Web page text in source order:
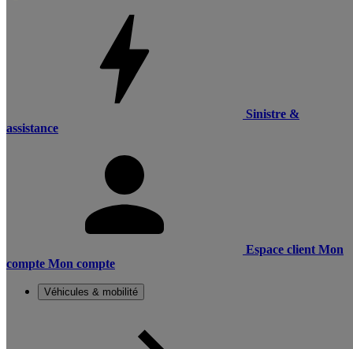
Sinistre &
assistance
Espace client Mon
compte Mon compte
Véhicules & mobilité